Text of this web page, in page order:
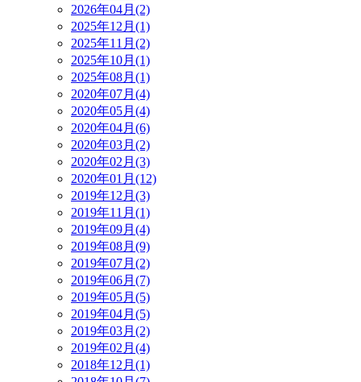
2026年04月(2)
2025年12月(1)
2025年11月(2)
2025年10月(1)
2025年08月(1)
2020年07月(4)
2020年05月(4)
2020年04月(6)
2020年03月(2)
2020年02月(3)
2020年01月(12)
2019年12月(3)
2019年11月(1)
2019年09月(4)
2019年08月(9)
2019年07月(2)
2019年06月(7)
2019年05月(5)
2019年04月(5)
2019年03月(2)
2019年02月(4)
2018年12月(1)